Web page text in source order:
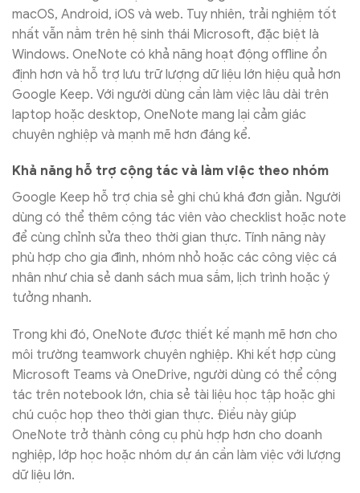
macOS, Android, iOS và web. Tuy nhiên, trải nghiệm tốt
nhất vẫn nằm trên hệ sinh thái Microsoft, đặc biệt là
Windows. OneNote có khả năng hoạt động offline ổn
định hơn và hỗ trợ lưu trữ lượng dữ liệu lớn hiệu quả hơn
Google Keep. Với người dùng cần làm việc lâu dài trên
laptop hoặc desktop, OneNote mang lại cảm giác
chuyên nghiệp và mạnh mẽ hơn đáng kể.
Khả năng hỗ trợ cộng tác và làm việc theo nhóm
Google Keep hỗ trợ chia sẻ ghi chú khá đơn giản. Người
dùng có thể thêm cộng tác viên vào checklist hoặc note
để cùng chỉnh sửa theo thời gian thực. Tính năng này
phù hợp cho gia đình, nhóm nhỏ hoặc các công việc cá
nhân như chia sẻ danh sách mua sắm, lịch trình hoặc ý
tưởng nhanh.
Trong khi đó, OneNote được thiết kế mạnh mẽ hơn cho
môi trường teamwork chuyên nghiệp. Khi kết hợp cùng
Microsoft Teams và OneDrive, người dùng có thể cộng
tác trên notebook lớn, chia sẻ tài liệu học tập hoặc ghi
chú cuộc họp theo thời gian thực. Điều này giúp
OneNote trở thành công cụ phù hợp hơn cho doanh
nghiệp, lớp học hoặc nhóm dự án cần làm việc với lượng
dữ liệu lớn.